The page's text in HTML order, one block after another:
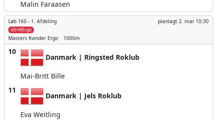
Malin Faraasen
Løb 160 - 1. Afdeling planlagt 2. mar 10:30
60+WErgo
Masters Kvinder Ergo 1000m
10
Danmark | Ringsted Roklub
Mai-Britt Bille
11
Danmark | Jels Roklub
Eva Weitling